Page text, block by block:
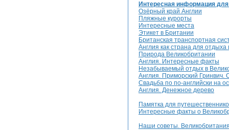
Интересная информация
Озёрный край Англии
Пляжные курорты
Интересные места
Этикет в Британии
Британская транспортная
Англия как страна для отдыха
Природа Великобритании
Англия. Интересные факты
Незабываемый отдых в
Англия. Приморский Гринвич.
Свадьба по по-английски на
Англия. Денежное дерево
Памятка для
Интересные факты о
Наши советы.